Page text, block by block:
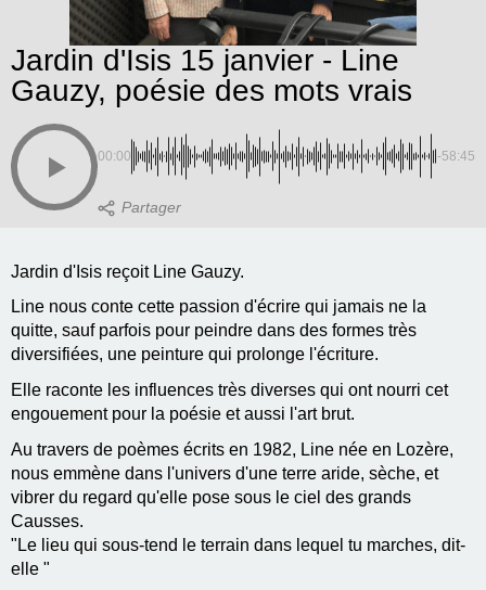
Jardin d'Isis 15 janvier - Line
Gauzy, poésie des mots vrais
00:00 -58:45
Jardin d'Isis reçoit Line Gauzy.
Line nous conte cette passion d'écrire qui jamais ne la
quitte, sauf parfois pour peindre dans des formes très
diversifiées, une peinture qui prolonge l'écriture.
Elle raconte les influences très diverses qui ont nourri cet
engouement pour la poésie et aussi l'art brut.
Au travers de poèmes écrits en 1982, Line née en Lozère,
nous emmène dans l'univers d'une terre aride, sèche, et
vibrer du regard qu'elle pose sous le ciel des grands
Causses.
"Le lieu qui sous-tend le terrain dans lequel tu marches, dit-
elle "